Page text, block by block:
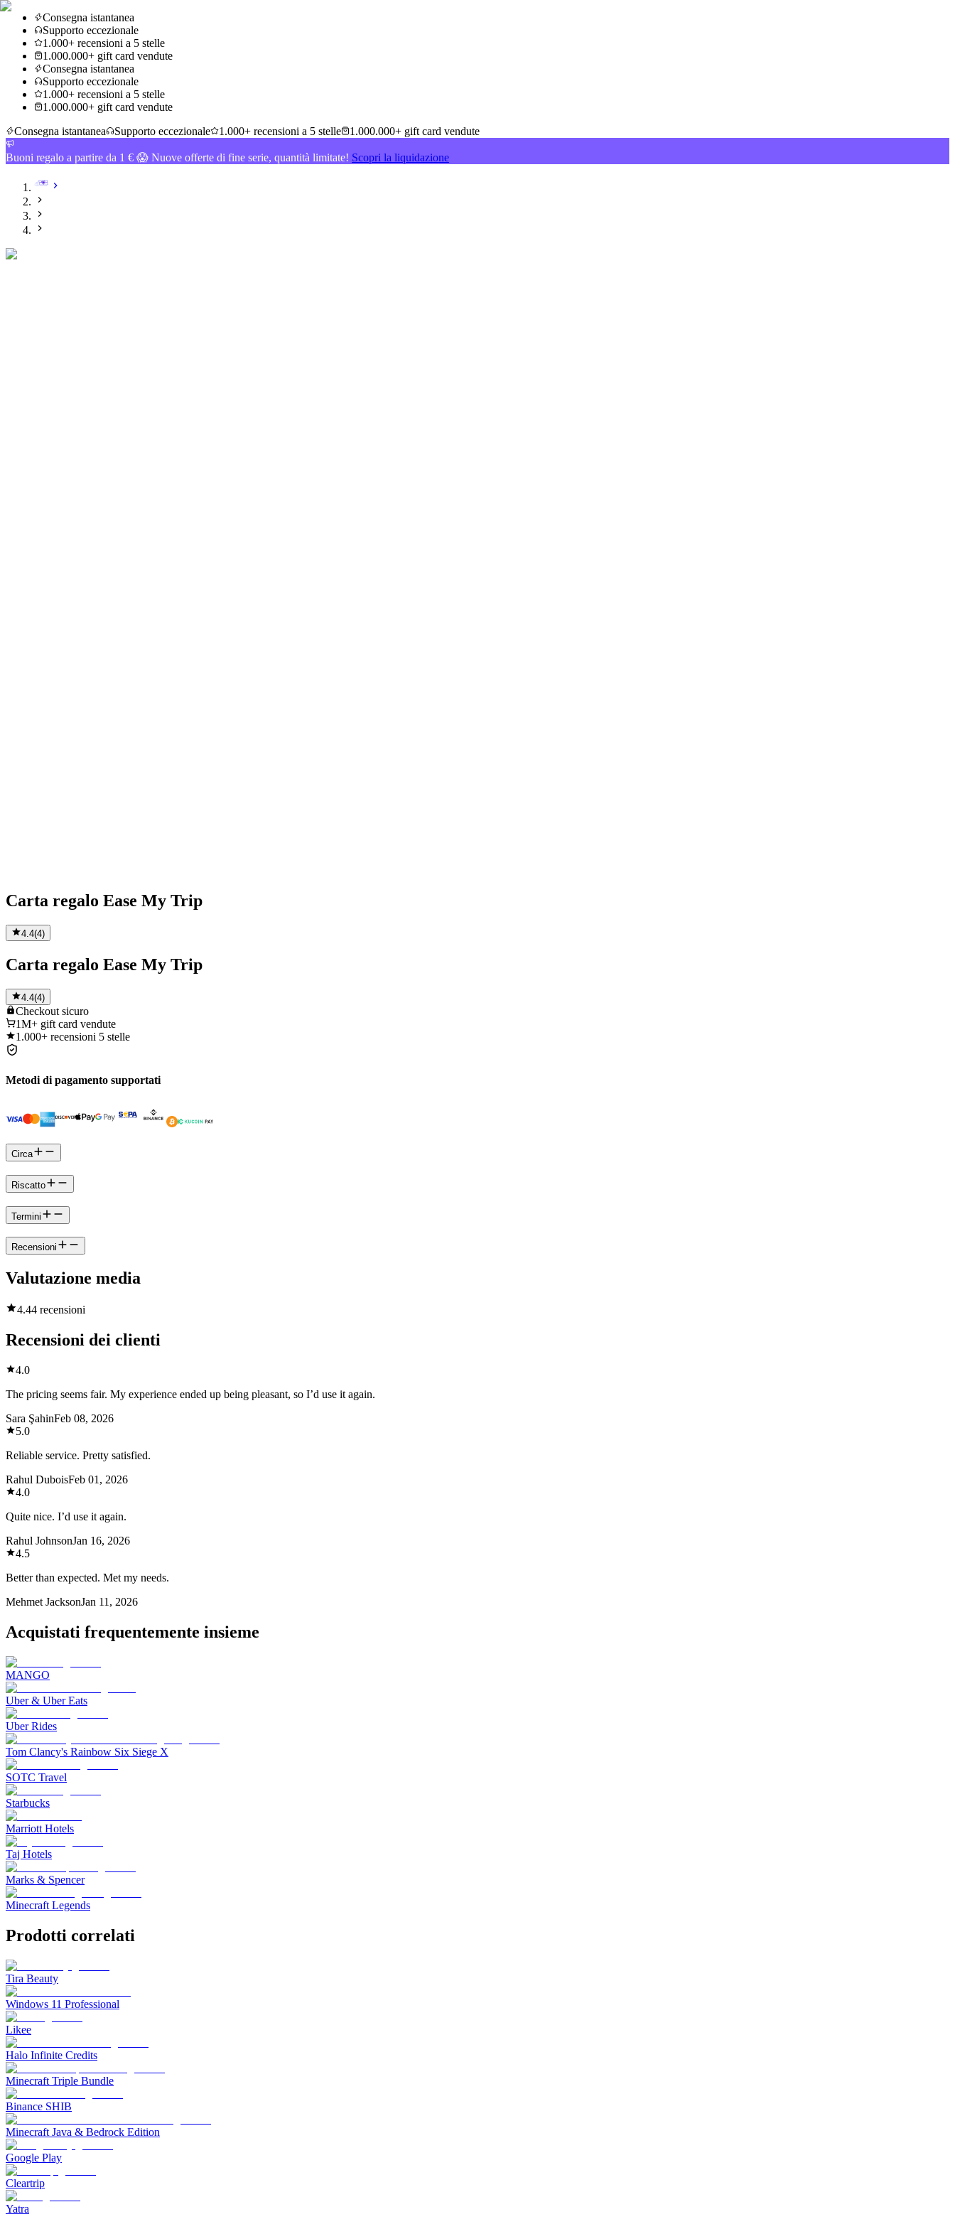
Consegna istantanea
Supporto eccezionale
1.000+ recensioni a 5 stelle
1.000.000+ gift card vendute
Consegna istantanea
Supporto eccezionale
1.000+ recensioni a 5 stelle
1.000.000+ gift card vendute
Consegna istantanea
Supporto eccezionale 1.000+ recensioni a 5 stelle 1.000.000+ gift card vendute
Buoni regalo a partire da 1 € 😱 Nuove offerte di fine serie, quantità limitate! Scopri la liquidazione
Carta regalo Ease My Trip
4.4(4)
Carta regalo Ease My Trip
4.4(4)
Checkout sicuro
1M+ gift card vendute
1.000+ recensioni 5 stelle
Metodi di pagamento supportati
Circa
Riscatto
Termini
Recensioni
Valutazione media
4.44 recensioni
Recensioni dei clienti
4.0
The pricing seems fair. My experience ended up being pleasant, so I’d use it again.
Sara ŞahinFeb 08, 2026
5.0
Reliable service. Pretty satisfied.
Rahul DuboisFeb 01, 2026
4.0
Quite nice. I’d use it again.
Rahul JohnsonJan 16, 2026
4.5
Better than expected. Met my needs.
Mehmet JacksonJan 11, 2026
Acquistati frequentemente insieme
MANGO
Uber & Uber Eats
Uber Rides
Tom Clancy's Rainbow Six Siege X
SOTC Travel
Starbucks
Marriott Hotels
Taj Hotels
Marks & Spencer
Minecraft Legends
Prodotti correlati
Tira Beauty
Windows 11 Professional
Likee
Halo Infinite Credits
Minecraft Triple Bundle
Binance SHIB
Minecraft Java & Bedrock Edition
Google Play
Cleartrip
Yatra